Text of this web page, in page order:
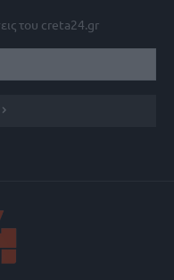
του creta24.gr